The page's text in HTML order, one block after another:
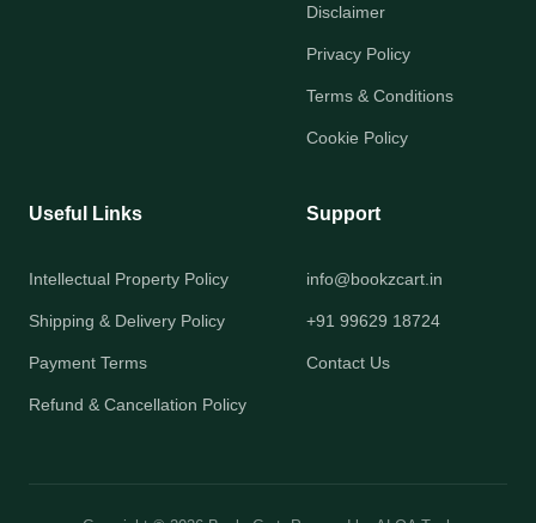
Disclaimer
Privacy Policy
Terms & Conditions
Cookie Policy
Useful Links
Intellectual Property Policy
Shipping & Delivery Policy
Payment Terms
Refund & Cancellation Policy
Support
info@bookzcart.in
+91 99629 18724
Contact Us